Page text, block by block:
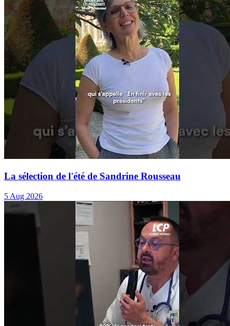
La sélection de l'été de Sandrine Rousseau
5 Aug 2026